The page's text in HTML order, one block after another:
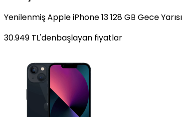
Yenilenmiş Apple iPhone 13 128 GB Gece Yarısı
30.949 TL'denbaşlayan fiyatlar